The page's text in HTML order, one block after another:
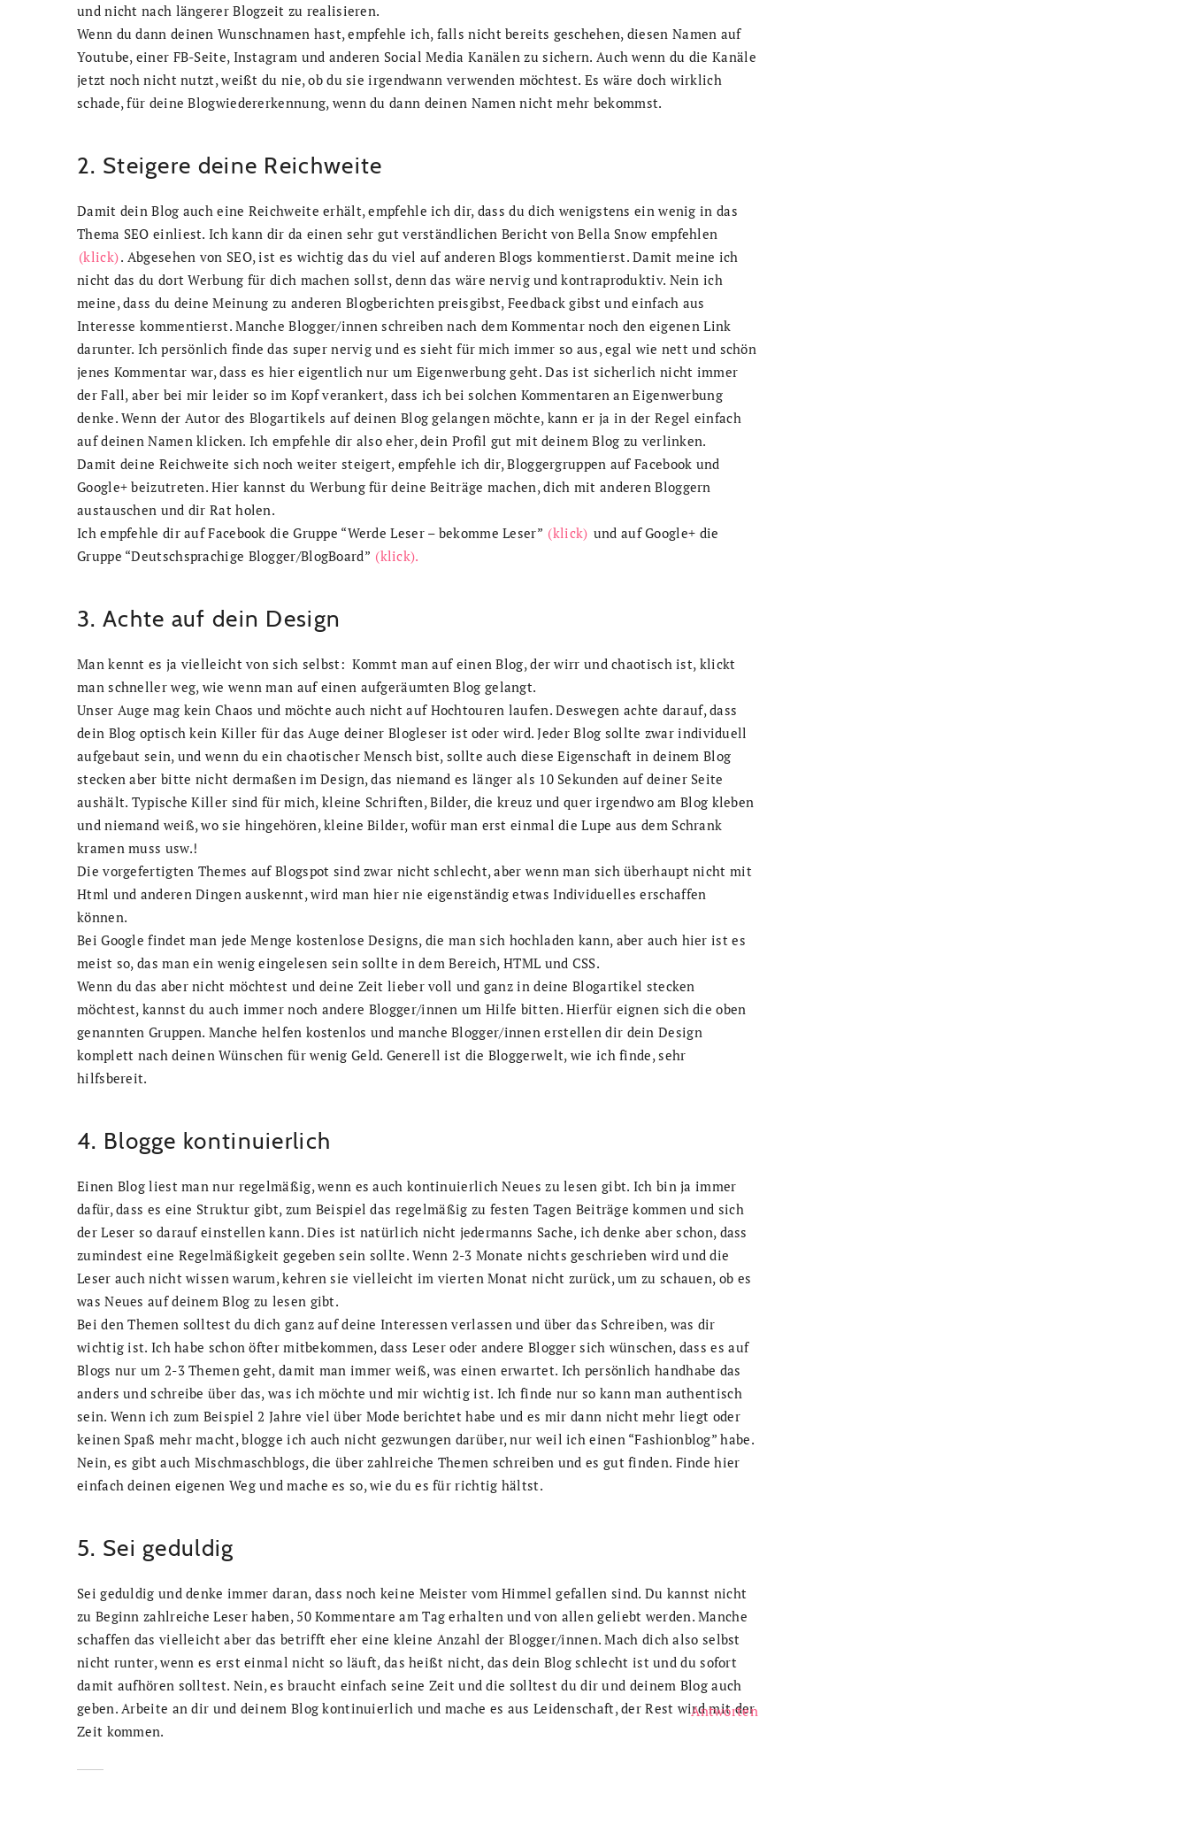
und nicht nach längerer Blogzeit zu realisieren.
Wenn du dann deinen Wunschnamen hast, empfehle ich, falls nicht bereits geschehen, diesen Namen auf
Youtube, einer FB-Seite, Instagram und anderen Social Media Kanälen zu sichern. Auch wenn du die Kanäle
jetzt noch nicht nutzt, weißt du nie, ob du sie irgendwann verwenden möchtest. Es wäre doch wirklich
schade, für deine Blogwiedererkennung, wenn du dann deinen Namen nicht mehr bekommst.
2. Steigere deine Reichweite
Damit dein Blog auch eine Reichweite erhält, empfehle ich dir, dass du dich wenigstens ein wenig in das
Thema SEO einliest. Ich kann dir da einen sehr gut verständlichen Bericht von Bella Snow empfehlen
(klick). Abgesehen von SEO, ist es wichtig das du viel auf anderen Blogs kommentierst. Damit meine ich
nicht das du dort Werbung für dich machen sollst, denn das wäre nervig und kontraproduktiv. Nein ich
meine, dass du deine Meinung zu anderen Blogberichten preisgibst, Feedback gibst und einfach aus
Interesse kommentierst. Manche Blogger/innen schreiben nach dem Kommentar noch den eigenen Link
darunter. Ich persönlich finde das super nervig und es sieht für mich immer so aus, egal wie nett und schön
jenes Kommentar war, dass es hier eigentlich nur um Eigenwerbung geht. Das ist sicherlich nicht immer
der Fall, aber bei mir leider so im Kopf verankert, dass ich bei solchen Kommentaren an Eigenwerbung
denke. Wenn der Autor des Blogartikels auf deinen Blog gelangen möchte, kann er ja in der Regel einfach
auf deinen Namen klicken. Ich empfehle dir also eher, dein Profil gut mit deinem Blog zu verlinken.
Damit deine Reichweite sich noch weiter steigert, empfehle ich dir, Bloggergruppen auf Facebook und
Google+ beizutreten. Hier kannst du Werbung für deine Beiträge machen, dich mit anderen Bloggern
austauschen und dir Rat holen.
Ich empfehle dir auf Facebook die Gruppe “Werde Leser – bekomme Leser” (klick) und auf Google+ die
Gruppe “Deutschsprachige Blogger/BlogBoard” (klick).
3. Achte auf dein Design
Man kennt es ja vielleicht von sich selbst: Kommt man auf einen Blog, der wirr und chaotisch ist, klickt
man schneller weg, wie wenn man auf einen aufgeräumten Blog gelangt.
Unser Auge mag kein Chaos und möchte auch nicht auf Hochtouren laufen. Deswegen achte darauf, dass
dein Blog optisch kein Killer für das Auge deiner Blogleser ist oder wird. Jeder Blog sollte zwar individuell
aufgebaut sein, und wenn du ein chaotischer Mensch bist, sollte auch diese Eigenschaft in deinem Blog
stecken aber bitte nicht dermaßen im Design, das niemand es länger als 10 Sekunden auf deiner Seite
aushält. Typische Killer sind für mich, kleine Schriften, Bilder, die kreuz und quer irgendwo am Blog kleben
und niemand weiß, wo sie hingehören, kleine Bilder, wofür man erst einmal die Lupe aus dem Schrank
kramen muss usw.!
Die vorgefertigten Themes auf Blogspot sind zwar nicht schlecht, aber wenn man sich überhaupt nicht mit
Html und anderen Dingen auskennt, wird man hier nie eigenständig etwas Individuelles erschaffen
können.
Bei Google findet man jede Menge kostenlose Designs, die man sich hochladen kann, aber auch hier ist es
meist so, das man ein wenig eingelesen sein sollte in dem Bereich, HTML und CSS.
Wenn du das aber nicht möchtest und deine Zeit lieber voll und ganz in deine Blogartikel stecken
möchtest, kannst du auch immer noch andere Blogger/innen um Hilfe bitten. Hierfür eignen sich die oben
genannten Gruppen. Manche helfen kostenlos und manche Blogger/innen erstellen dir dein Design
komplett nach deinen Wünschen für wenig Geld. Generell ist die Bloggerwelt, wie ich finde, sehr
hilfsbereit.
4. Blogge kontinuierlich
Einen Blog liest man nur regelmäßig, wenn es auch kontinuierlich Neues zu lesen gibt. Ich bin ja immer
dafür, dass es eine Struktur gibt, zum Beispiel das regelmäßig zu festen Tagen Beiträge kommen und sich
der Leser so darauf einstellen kann. Dies ist natürlich nicht jedermanns Sache, ich denke aber schon, dass
zumindest eine Regelmäßigkeit gegeben sein sollte. Wenn 2-3 Monate nichts geschrieben wird und die
Leser auch nicht wissen warum, kehren sie vielleicht im vierten Monat nicht zurück, um zu schauen, ob es
was Neues auf deinem Blog zu lesen gibt.
Bei den Themen solltest du dich ganz auf deine Interessen verlassen und über das Schreiben, was dir
wichtig ist. Ich habe schon öfter mitbekommen, dass Leser oder andere Blogger sich wünschen, dass es auf
Blogs nur um 2-3 Themen geht, damit man immer weiß, was einen erwartet. Ich persönlich handhabe das
anders und schreibe über das, was ich möchte und mir wichtig ist. Ich finde nur so kann man authentisch
sein. Wenn ich zum Beispiel 2 Jahre viel über Mode berichtet habe und es mir dann nicht mehr liegt oder
keinen Spaß mehr macht, blogge ich auch nicht gezwungen darüber, nur weil ich einen “Fashionblog” habe.
Nein, es gibt auch Mischmaschblogs, die über zahlreiche Themen schreiben und es gut finden. Finde hier
einfach deinen eigenen Weg und mache es so, wie du es für richtig hältst.
5. Sei geduldig
Sei geduldig und denke immer daran, dass noch keine Meister vom Himmel gefallen sind. Du kannst nicht
zu Beginn zahlreiche Leser haben, 50 Kommentare am Tag erhalten und von allen geliebt werden. Manche
schaffen das vielleicht aber das betrifft eher eine kleine Anzahl der Blogger/innen. Mach dich also selbst
nicht runter, wenn es erst einmal nicht so läuft, das heißt nicht, das dein Blog schlecht ist und du sofort
damit aufhören solltest. Nein, es braucht einfach seine Zeit und die solltest du dir und deinem Blog auch
geben. Arbeite an dir und deinem Blog kontinuierlich und mache es aus Leidenschaft, der Rest wird mit der
Zeit kommen.
Antworten